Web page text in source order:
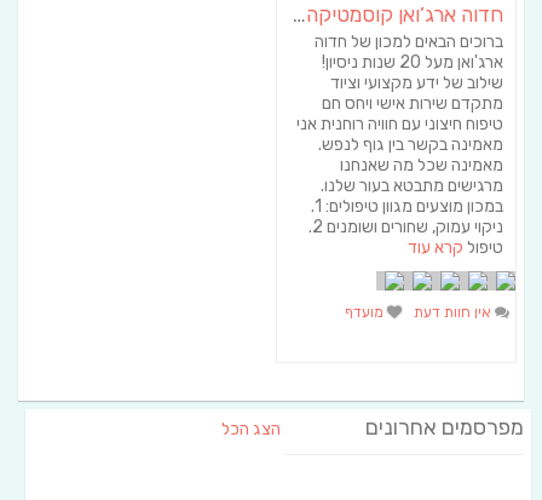
חדוה ארג’ואן קוסמטיקה הוליסטית
ברוכים הבאים למכון של חדוה
ארג'ואן מעל 20 שנות ניסיון!
שילוב של ידע מקצועי וציוד
מתקדם שירות אישי ויחס חם
טיפוח חיצוני עם חוויה רוחנית אני
מאמינה בקשר בין גוף לנפש.
מאמינה שכל מה שאנחנו
מרגישים מתבטא בעור שלנו.
במכון מוצעים מגוון טיפולים: 1.
ניקוי עמוק, שחורים ושומנים 2.
טיפול קרא עוד
אין חוות דעת מועדף
מפרסמים אחרונים הצג הכל